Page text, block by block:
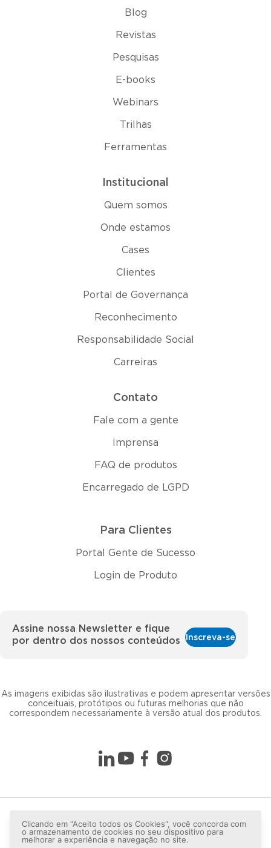
Blog
Revistas
Pesquisas
E-books
Webinars
Trilhas
Ferramentas
Institucional
Quem somos
Onde estamos
Cases
Clientes
Portal de Governança
Reconhecimento
Responsabilidade Social
Carreiras
Contato
Fale com a gente
Imprensa
FAQ de produtos
Encarregado de LGPD
Para Clientes
Portal Gente de Sucesso
Login de Produto
As imagens exibidas são ilustrativas e podem apresentar versões
conceituais, protótipos ou futuras melhorias que não
correspondem necessariamente à versão atual dos produtos.
Assine nossa Newsletter e fique
por dentro dos nossos conteúdos
Inscreva-se
Clicando em "Aceito todos os Cookies", você concorda com
o armazenamento de cookies no seu dispositivo para
melhorar a experiência e navegação no site.